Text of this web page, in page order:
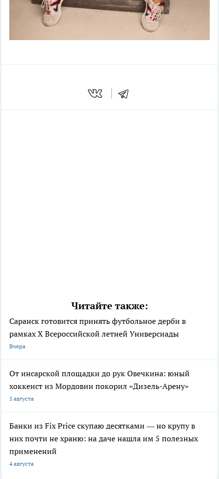
Читайте также:
Саранск готовится принять футбольное дерби в
рамках X Всероссийской летней Универсиады
Вчера
От инсарской площадки до рук Овечкина: юный
хоккеист из Мордовии покорил «Дизель-Арену»
5 августа
Банки из Fix Price скупаю десятками — но крупу в
них почти не храню: на даче нашла им 5 полезных
применений
4 августа